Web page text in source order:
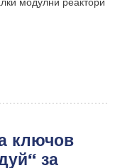
модулни реактори
ключов
за